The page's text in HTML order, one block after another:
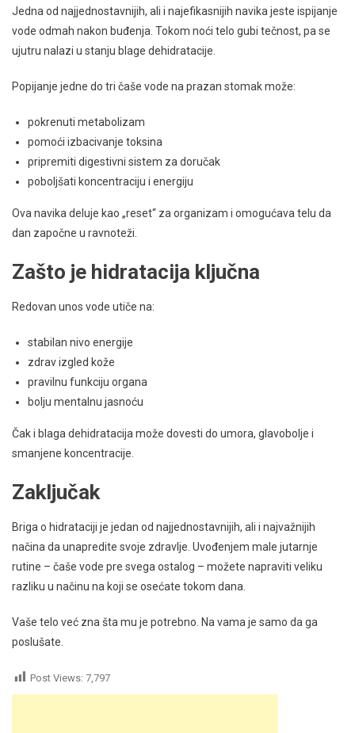
Jedna od najjednostavnijih, ali i najefikasnijih navika jeste ispijanje
vode odmah nakon buđenja. Tokom noći telo gubi tečnost, pa se
ujutru nalazi u stanju blage dehidratacije.
Popijanje jedne do tri čaše vode na prazan stomak može:
pokrenuti metabolizam
pomoći izbacivanje toksina
pripremiti digestivni sistem za doručak
poboljšati koncentraciju i energiju
Ova navika deluje kao „reset“ za organizam i omogućava telu da
dan započne u ravnoteži.
Zašto je hidratacija ključna
Redovan unos vode utiče na:
stabilan nivo energije
zdrav izgled kože
pravilnu funkciju organa
bolju mentalnu jasnoću
Čak i blaga dehidratacija može dovesti do umora, glavobolje i
smanjene koncentracije.
Zaključak
Briga o hidrataciji je jedan od najjednostavnijih, ali i najvažnijih
načina da unapredite svoje zdravlje. Uvođenjem male jutarnje
rutine – čaše vode pre svega ostalog – možete napraviti veliku
razliku u načinu na koji se osećate tokom dana.
Vaše telo već zna šta mu je potrebno. Na vama je samo da ga
poslušate.
Post Views: 7,797